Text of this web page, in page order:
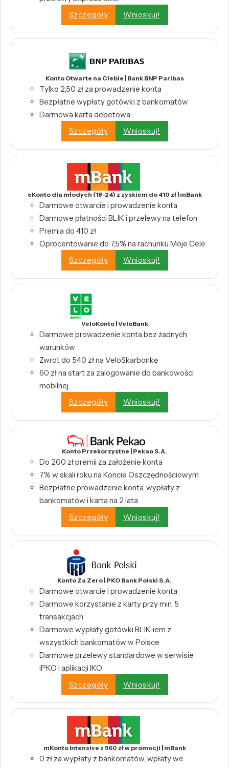
Szczegóły
Wnioskuj!
Konto Otwarte na Ciebie | Bank BNP Paribas
Tylko 2,50 zł za prowadzenie konta
Bezpłatne wypłaty gotówki z bankomatów
Darmowa karta debetowa
Szczegóły
Wnioskuj!
eKonto dla młodych (18-24) z zyskiem do 410 zł | mBank
Darmowe otwarcie i prowadzenie konta
Darmowe płatności BLIK i przelewy na telefon
Premia do 410 zł
Oprocentowanie do 7,5% na rachunku Moje Cele
Szczegóły
Wnioskuj!
VeloKonto | VeloBank
Darmowe prowadzenie konta bez żadnych
warunków
Zwrot do 540 zł na VeloSkarbonkę
60 zł na start za zalogowanie do bankowości
mobilnej
Szczegóły
Wnioskuj!
Konto Przekorzystne | Pekao S.A.
Do 200 zł premii za założenie konta
7% w skali roku na Koncie Oszczędnościowym
Bezpłatne prowadzenie konta, wypłaty z
bankomatów i karta na 2 lata
Szczegóły
Wnioskuj!
Konto Za Zero | PKO Bank Polski S.A.
Darmowe otwarcie i prowadzenie konta
Darmowe korzystanie z karty przy min. 5
transakcjach
Darmowe wypłaty gotówki BLIK-iem z
wszystkich bankomatów w Polsce
Darmowe przelewy standardowe w serwisie
iPKO i aplikacji IKO
Szczegóły
Wnioskuj!
mKonto Intensive z 560 zł w promocji | mBank
0 zł za wypłaty z bankomatów, wpłaty we